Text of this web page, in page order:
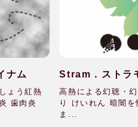
ナム
ょう紅熱
歯肉炎
Stram．ストラ
高熱による幻聴・
り けいれん 暗闇
ま...